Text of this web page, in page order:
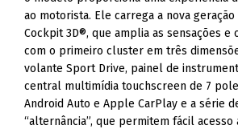
ao motorista. Ele carrega a nova geração
Cockpit 3D®, que amplia as sensações
com o primeiro cluster em três
volante Sport Drive, painel de
central multimídia touchscreen de 7
Android Auto e Apple CarPlay e a série
“alternância”, que permitem fácil acesso